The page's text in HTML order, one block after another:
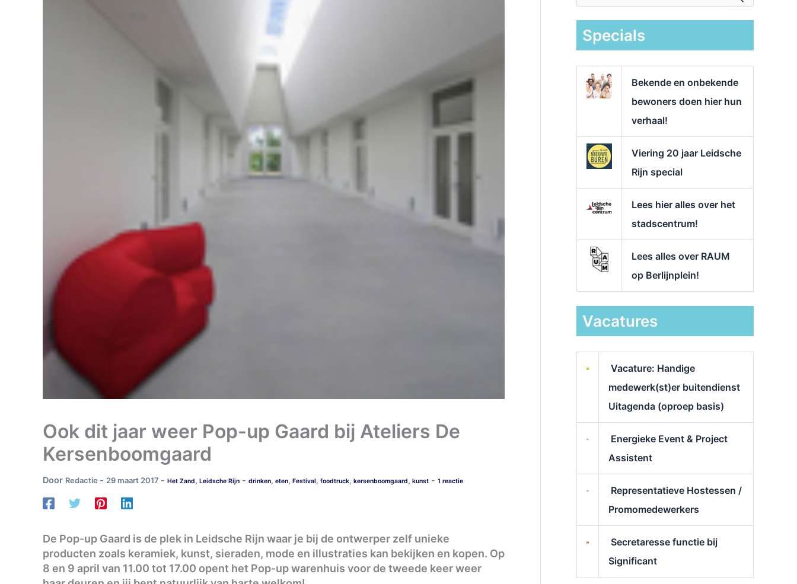
Ook dit jaar weer Pop-up Gaard bij Ateliers De
Kersenboomgaard
Door Redactie - 29 maart 2017 - Het Zand, Leidsche Rijn - drinken, eten, Festival, foodtruck, kersenboomgaard, kunst - 1 reactie
De Pop-up Gaard is de plek in Leidsche Rijn waar je bij de ontwerper zelf unieke
producten zoals keramiek, kunst, sieraden, mode en illustraties kan bekijken en kopen. Op
8 en 9 april van 11.00 tot 17.00 opent het Pop-up warenhuis voor de tweede keer weer
k
Specials
Bekende en onbekende
bewoners doen hier hun
verhaal!
Viering 20 jaar Leidsche
Rijn special
Lees hier alles over het
stadscentrum!
Lees alles over RAUM
op Berlijnplein!
Vacatures
Vacature: Handige
medewerk(st)er buitendienst
Uitagenda (oproep basis)
Energieke Event & Project
Assistent
Representatieve Hostessen /
Promomedewerkers
Secretaresse functie bij
Significant